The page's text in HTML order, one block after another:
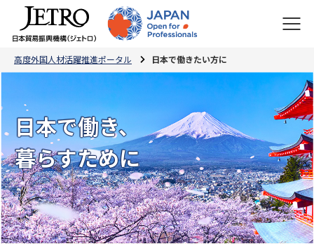
高度外国人材活躍推進ポータル 日本で働きたい方に
日本で働き、
暮らすために